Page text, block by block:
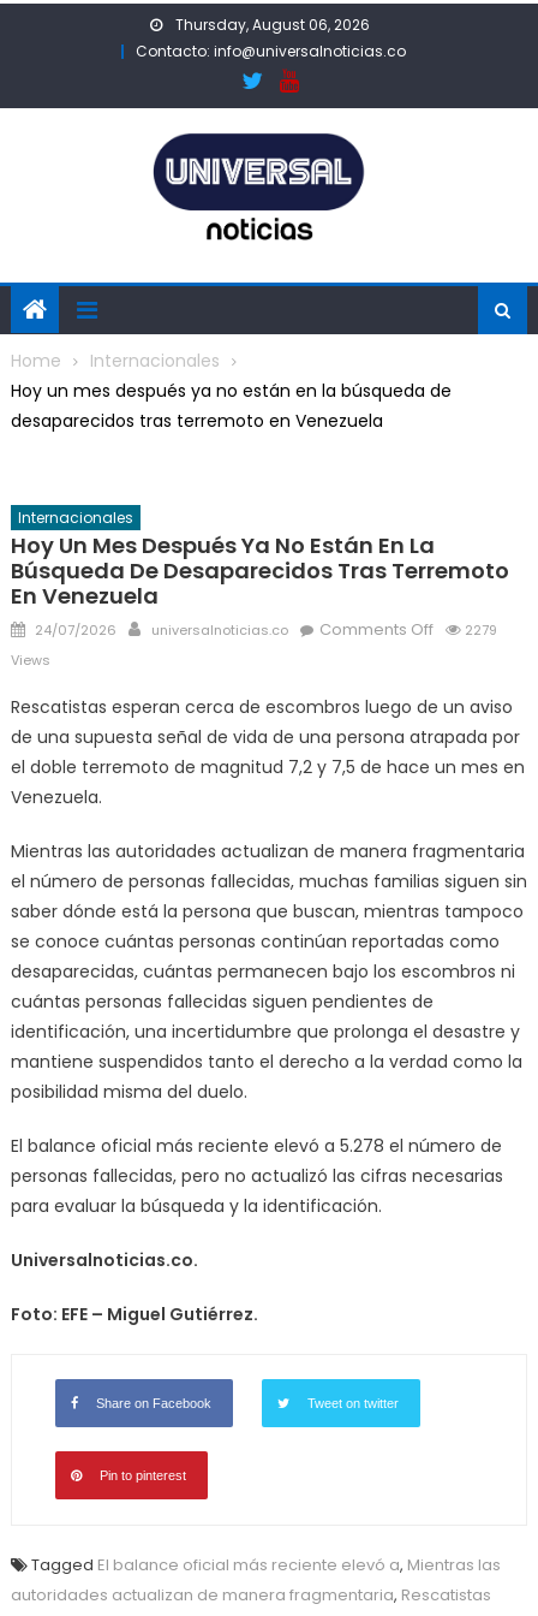
Thursday, August 06, 2026
Contacto: info@universalnoticias.co
Home
Internacionales
Hoy un mes después ya no están en la búsqueda de
desaparecidos tras terremoto en Venezuela
Internacionales
Hoy Un Mes Después Ya No Están En La
Búsqueda De Desaparecidos Tras Terremoto
En Venezuela
Posted
on
24/07/2026 Author
universalnoticias.co Comments Offon
mes
después
ya
en
la
búsqueda
terremoto
en
Venezuela
2279
Views
Rescatistas esperan cerca de escombros luego de un aviso
de una supuesta señal de vida de una persona atrapada por
el doble terremoto de magnitud 7,2 y 7,5 de hace un mes en
Venezuela.
Mientras las autoridades actualizan de manera fragmentaria
el número de personas fallecidas, muchas familias siguen sin
saber dónde está la persona que buscan, mientras tampoco
se conoce cuántas personas continúan reportadas como
desaparecidas, cuántas permanecen bajo los escombros ni
cuántas personas fallecidas siguen pendientes de
identificación, una incertidumbre que prolonga el desastre y
mantiene suspendidos tanto el derecho a la verdad como la
posibilidad misma del duelo.
El balance oficial más reciente elevó a 5.278 el número de
personas fallecidas, pero no actualizó las cifras necesarias
para evaluar la búsqueda y la identificación.
Universalnoticias.co.
Foto: EFE – Miguel Gutiérrez.
Share on Facebook Tweet on twitter
Pin to pinterest
Tagged El balance oficial más reciente elevó a, Mientras las
autoridades actualizan de manera fragmentaria, Rescatistas